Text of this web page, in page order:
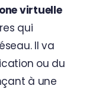
virtuelle
qui
Il va
ou du
à une